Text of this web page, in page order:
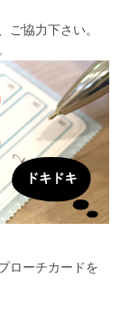
ご協力下さい。
ローチカードを